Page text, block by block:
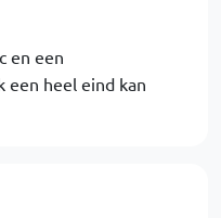
en een
een heel eind kan